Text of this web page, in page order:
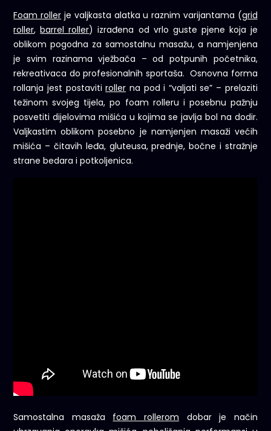
Foam roller je valjkasta alatka u raznim varijantama (grid
roller,barrel roller) izrađena od vrlo guste pjene koja je
oblikom pogodna za samostalnu masažu, a namjenjena
je svim razinama vježbača – od potpunih početnika,
rekreativaca do profesionalnih sportaša. Osnovna forma
rollanja jest postavitiroller na pod i “valjati se” – prelaziti
težinom svojeg tijela, po foam rolleru i posebnu pažnju
posvetiti dijelovima mišića u kojima se javlja bol na dodir.
Valjkastim oblikom posebno je namjenjen masaži većih
mišića – čitavih leđa, gluteusa, prednje, bočne i stražnje
strane bedara i potkoljenica.
Samostalna masaža foam rollerom dobar je način